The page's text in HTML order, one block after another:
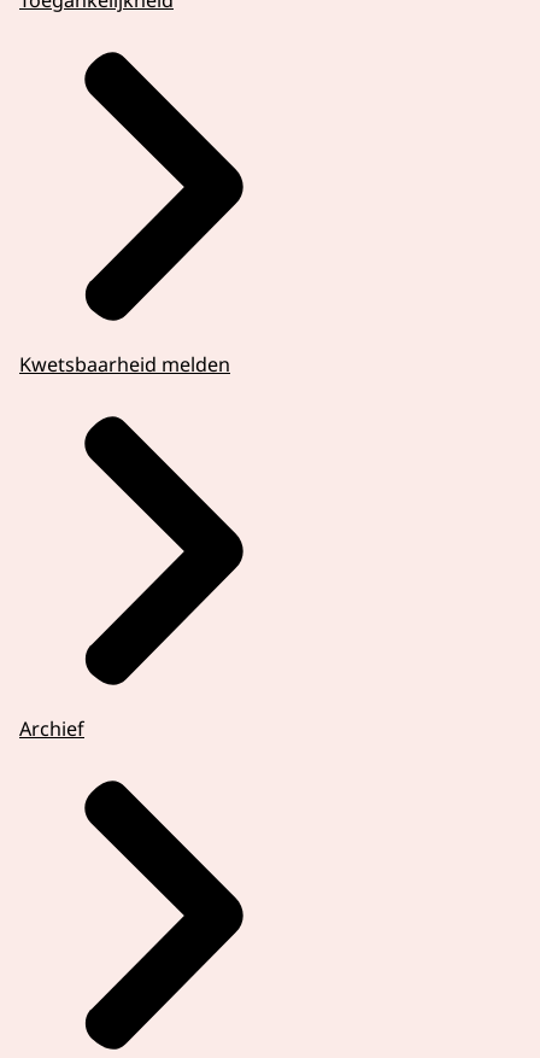
Kwetsbaarheid melden
Archief